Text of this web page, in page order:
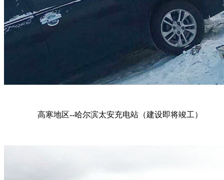
高寒地区--哈尔滨太安充电站（建设即将竣工）